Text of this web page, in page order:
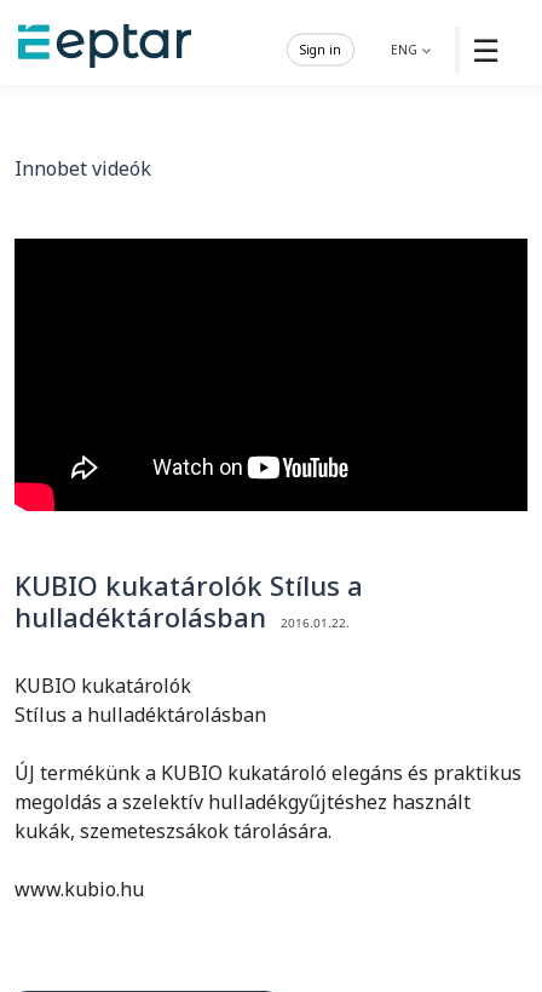
☰
ENG
Sign in
Innobet videók
KUBIO kukatárolók Stílus a
hulladéktárolásban
2016.01.22.
KUBIO kukatárolók
Stílus a hulladéktárolásban
ÚJ termékünk a KUBIO kukatároló elegáns és praktikus
megoldás a szelektív hulladékgyűjtéshez használt
kukák, szemeteszsákok tárolására.
www.kubio.hu